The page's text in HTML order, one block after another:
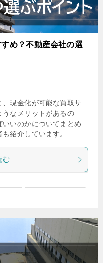
め？不動産会社の選
、現金化が可能な買取サ
うなメリットがあるの
いのかについてまとめ
紹介しています。
む